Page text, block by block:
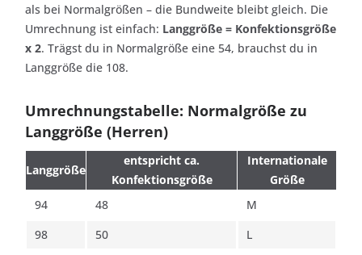
als bei Normalgrößen – die Bundweite bleibt gleich. Die
Umrechnung ist einfach: Langgröße = Konfektionsgröße
x 2. Trägst du in Normalgröße eine 54, brauchst du in
Langgröße die 108.
Umrechnungstabelle: Normalgröße zu
Langgröße (Herren)
Langgröße
entspricht ca.
Konfektionsgröße
Internationale
Größe
94
48
M
98
50
L